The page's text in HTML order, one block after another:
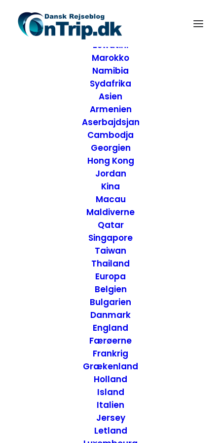
Destinationer
Afrika
Eswatini
Marokko
Namibia
Sydafrika
Asien
Armenien
Aserbajdsjan
Cambodja
Georgien
Hong Kong
Jordan
Kina
Macau
Maldiverne
Qatar
Singapore
Taiwan
Thailand
Europa
Belgien
Bulgarien
Danmark
England
Færøerne
Frankrig
Grækenland
Holland
Island
Italien
Jersey
Letland
Alcatraz den gamle
fængselsø - San
Francisco, USA
USA - VEST,SAN FRANCISCO - CALIFORNIEN
| BY ANNETTE SEIER - ONTRIP.DK